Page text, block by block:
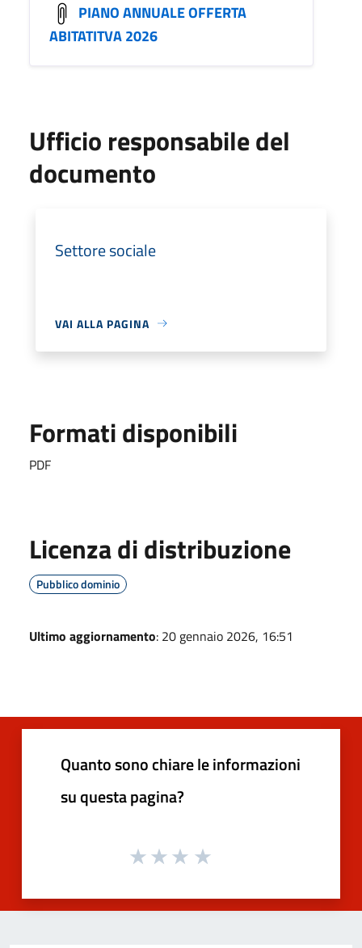
PIANO ANNUALE OFFERTA
ABITATITVA 2026
Ufficio responsabile del
documento
Settore sociale
VAI ALLA PAGINA
Formati disponibili
PDF
Licenza di distribuzione
Pubblico dominio
Ultimo aggiornamento: 20 gennaio 2026, 16:51
Quanto sono chiare le informazioni
su questa pagina?